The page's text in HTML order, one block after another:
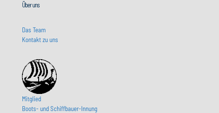
Über uns
Das Team
Kontakt zu uns
Mitglied
Boots- und Schiffbauer-Innung